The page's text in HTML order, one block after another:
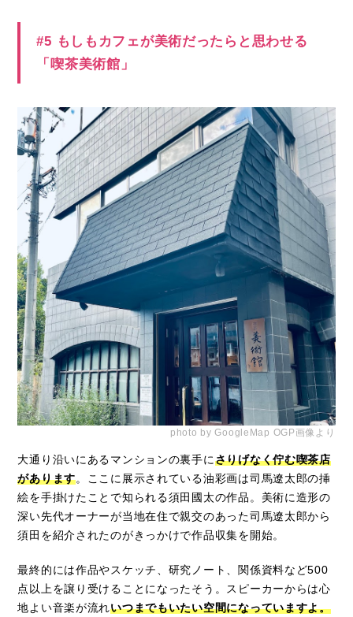
#5 もしもカフェが美術だったらと思わせる
「喫茶美術館」
photo by GoogleMap OGP画像より
大通り沿いにあるマンションの裏手にさりげなく佇む喫茶店
があります。ここに展示されている油彩画は司馬遼太郎の挿
絵を手掛けたことで知られる須田國太の作品。美術に造形の
深い先代オーナーが当地在住で親交のあった司馬遼太郎から
須田を紹介されたのがきっかけで作品収集を開始。
最終的には作品やスケッチ、研究ノート、関係資料など500
点以上を譲り受けることになったそう。スピーカーからは心
地よい音楽が流れいつまでもいたい空間になっていますよ。